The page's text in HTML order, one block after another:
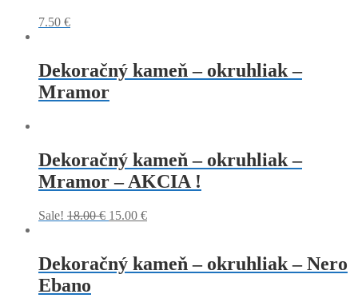
7.50 €
Dekoračný kameň – okruhliak –
Mramor
Dekoračný kameň – okruhliak –
Mramor – AKCIA !
Sale! 18.00€ 15.00 €
Dekoračný kameň – okruhliak – Nero
Ebano